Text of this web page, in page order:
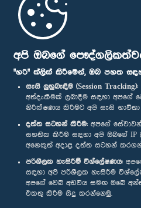
අපි ඔබගේ
"හරි" ක්ලික් කිරීමෙන්, ඔබ පහත
සැසි ලුහුබැඳීම (Session Tracking):
අත්දැකීමක් ලබාදීම සඳහා අපගේ
නිරීක්ෂණය කිරීමට අපි සැසි
දත්ත සටහන් කිරීම: අපගේ
සහතික කිරීම සඳහා අපි ඔබගේ IP
අනෙකුත් අදාළ දත්ත සටහන්
පරිශීලක හැසිරීම් විශ්ලේෂණය:
සඳහා අපි පරිශීලක හැසිරීම
අපගේ වෙබ් අඩවිය සමඟ ඔබේ
එකතු කිරීම සිදු කරන්නෙමු.
මුල් පිටුව
පාර්ලිමේන්තු ජංගම යෙදුම
අප හා සම්බන්ධ වී සිටින්න :
සම්මාන
පෞද්ගලිකත්ව ප්‍රතිපත්තිය